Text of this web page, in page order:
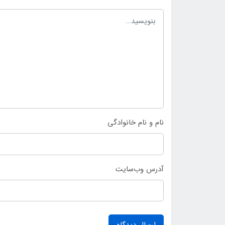
نام و نام خانوادگی
آدرس وب‌سایت